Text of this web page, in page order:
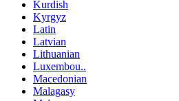
Kurdish
Kyrgyz
Latin
Latvian
Lithuanian
Luxembou..
Macedonian
Malagasy